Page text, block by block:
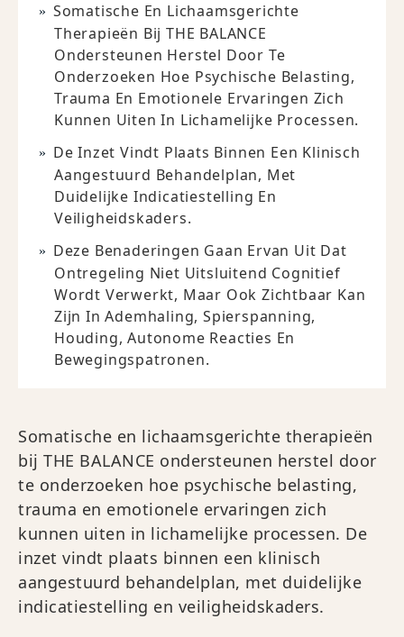
Somatische En Lichaamsgerichte
Therapieën Bij THE BALANCE
Ondersteunen Herstel Door Te
Onderzoeken Hoe Psychische Belasting,
Trauma En Emotionele Ervaringen Zich
Kunnen Uiten In Lichamelijke Processen.
De Inzet Vindt Plaats Binnen Een Klinisch
Aangestuurd Behandelplan, Met
Duidelijke Indicatiestelling En
Veiligheidskaders.
Deze Benaderingen Gaan Ervan Uit Dat
Ontregeling Niet Uitsluitend Cognitief
Wordt Verwerkt, Maar Ook Zichtbaar Kan
Zijn In Ademhaling, Spierspanning,
Houding, Autonome Reacties En
Bewegingspatronen.
Somatische en lichaamsgerichte therapieën
bij THE BALANCE ondersteunen herstel door
te onderzoeken hoe psychische belasting,
trauma en emotionele ervaringen zich
kunnen uiten in lichamelijke processen. De
inzet vindt plaats binnen een klinisch
aangestuurd behandelplan, met duidelijke
indicatiestelling en veiligheidskaders.